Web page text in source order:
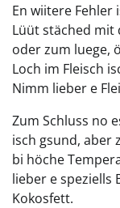
En wiitere Fehler
Lüüt stäched mit
oder zum luege,
Loch im Fleisch
Nimm lieber e
Zum Schluss no
isch gsund, aber
bi höche
lieber e speziells
Kokosfett.